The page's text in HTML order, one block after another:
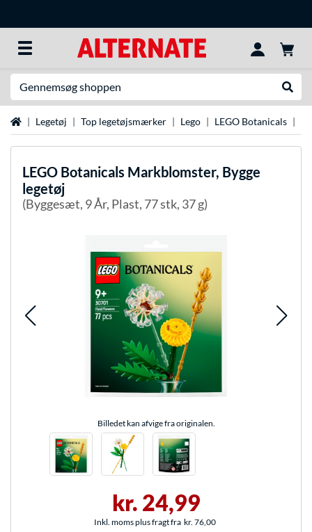
StartsideLegetøj Top legetøjsmærker Lego LEGO Botanicals
LEGO Botanicals Markblomster, Bygge
legetøj
(Byggesæt, 9 År, Plast, 77 stk, 37 g)
Billedet kan afvige fra originalen.
kr. 24,99
Inkl. moms plus fragt fra kr. 76,00